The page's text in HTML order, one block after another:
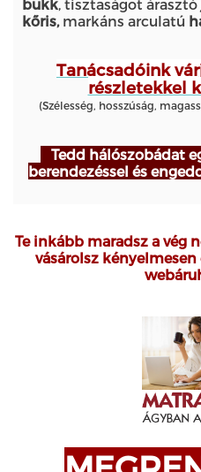
bükk , tisztaságot árasztó
kőris, markáns arculatú
Tanácsadóink
részletekkel
(Szélesség, hosszúság,
Tedd hálószobádat
berendezéssel és
Te inkább maradsz a vég
vásárolsz